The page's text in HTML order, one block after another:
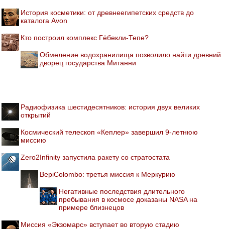
История косметики: от древнеегипетских средств до
каталога Avon
Кто построил комплекс Гёбекли-Тепе?
Обмеление водохранилища позволило найти древний
дворец государства Митанни
Радиофизика шестидесятников: история двух великих
открытий
Космический телескоп «Кеплер» завершил 9-летнюю
миссию
Zero2Infinity запустила ракету со стратостата
BepiColombo: третья миссия к Меркурию
Негативные последствия длительного
пребывания в космосе доказаны NASA на
примере близнецов
Миссия «Экзомарс» вступает во вторую стадию